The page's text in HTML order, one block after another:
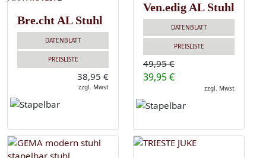
Bre.cht AL Stuhl
DATENBLATT
PREISLISTE
38,95 €
zzgl. Mwst
Ven.edig AL Stuhl
DATENBLATT
PREISLISTE
49,95 €
39,95 €
zzgl. Mwst